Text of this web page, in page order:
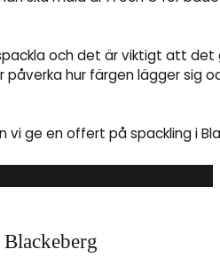
och det är viktigt att
påverka hur färgen lägger sig
vi ge en offert på spackling i